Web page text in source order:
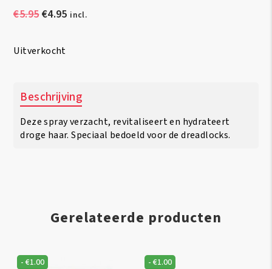
€5.95Oorspronkelijke
€5.95.
€4.95Huidige
incl.
Uitverkocht
Beschrijving
Deze spray verzacht, revitaliseert en hydrateert
droge haar. Speciaal bedoeld voor de dreadlocks.
Gerelateerde producten
-€1.00 -€1.00